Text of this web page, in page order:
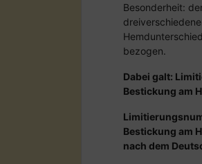
Besonderheit:
bezogen.
Dabei galt:
Bestickung am
Bestickung am
nach dem